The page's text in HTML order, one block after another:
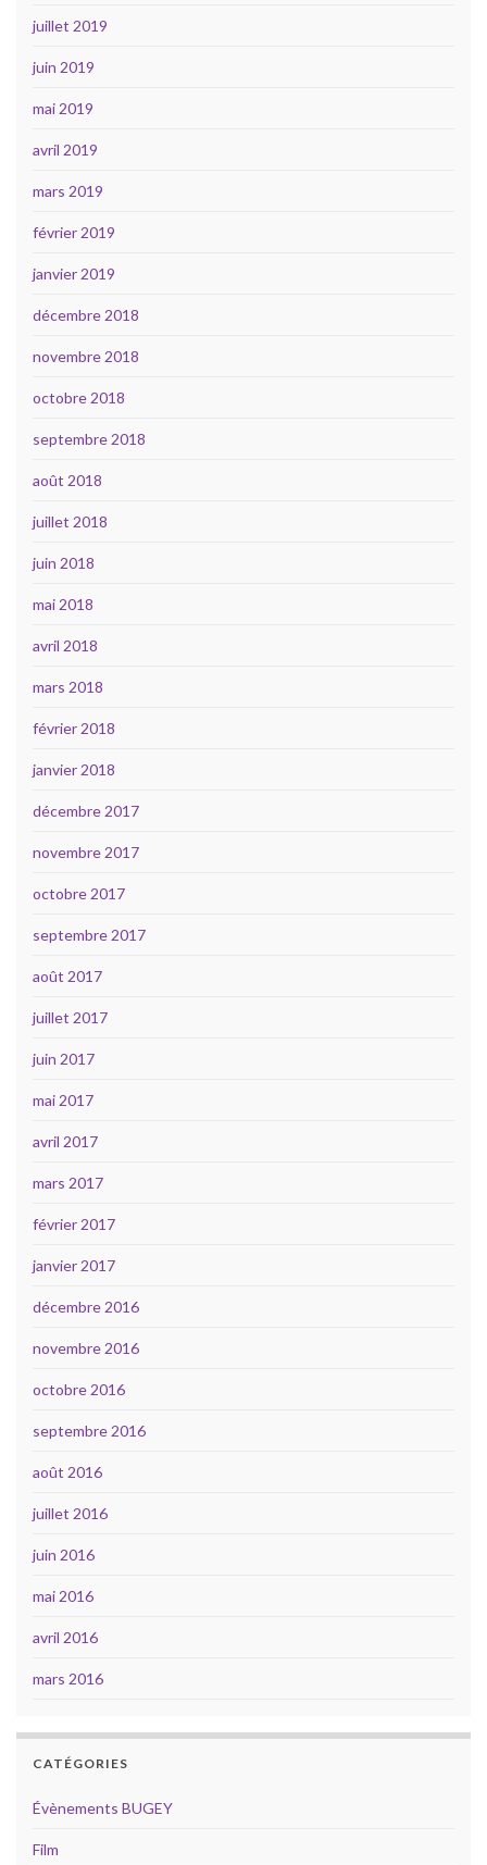
juillet 2019
juin 2019
mai 2019
avril 2019
mars 2019
février 2019
janvier 2019
décembre 2018
novembre 2018
octobre 2018
septembre 2018
août 2018
juillet 2018
juin 2018
mai 2018
avril 2018
mars 2018
février 2018
janvier 2018
décembre 2017
novembre 2017
octobre 2017
septembre 2017
août 2017
juillet 2017
juin 2017
mai 2017
avril 2017
mars 2017
février 2017
janvier 2017
décembre 2016
novembre 2016
octobre 2016
septembre 2016
août 2016
juillet 2016
juin 2016
mai 2016
avril 2016
mars 2016
CATÉGORIES
Évènements BUGEY
Film